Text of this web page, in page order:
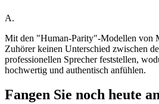
A.
Mit den "Human-Parity"-Modellen von
Zuhörer keinen Unterschied zwischen
professionellen Sprecher feststellen,
hochwertig und authentisch anfühlen.
Fangen Sie noch heute